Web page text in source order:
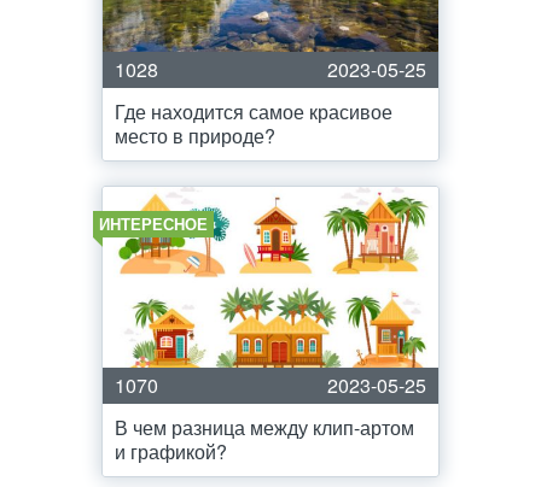
1028
2023-05-25
Где находится самое красивое
место в природе?
ИНТЕРЕСНОЕ
1070
2023-05-25
В чем разница между клип-артом
и графикой?